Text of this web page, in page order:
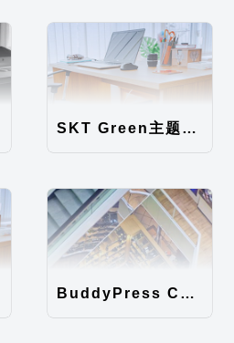
SKT Green主题汉化包
BuddyPress Colours主题汉化包